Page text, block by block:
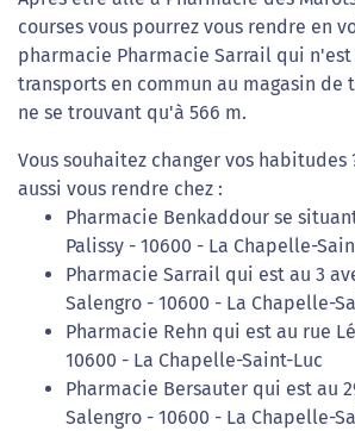
courses vous pourrez vous rendre en
pharmacie Pharmacie Sarrail qui n'est
transports en commun au magasin de
ne se trouvant qu'à 566 m.
Vous souhaitez changer vos habitudes
aussi vous rendre chez :
Pharmacie Benkaddour se
Palissy - 10600 - La Chapelle-
Pharmacie Sarrail qui est au 3
Salengro - 10600 - La Chapelle-
Pharmacie Rehn qui est au rue
10600 - La Chapelle-Saint-Luc
Pharmacie Bersauter qui est au
Salengro - 10600 - La Chapelle-